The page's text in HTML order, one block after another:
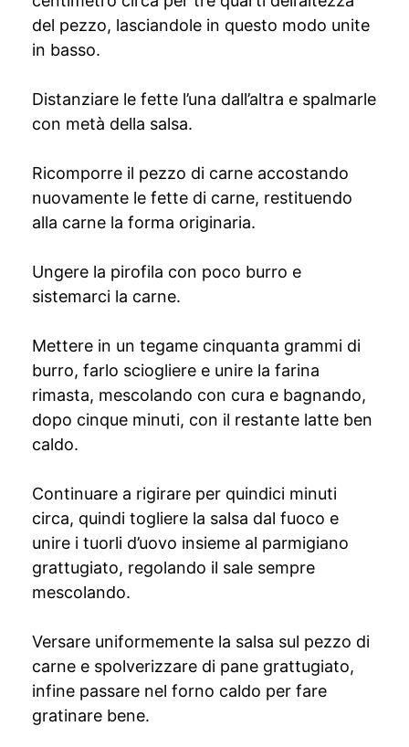
del pezzo, lasciandole in questo modo unite
in basso.
Distanziare le fette l’una dall’altra e spalmarle
con metà della salsa.
Ricomporre il pezzo di carne accostando
nuovamente le fette di carne, restituendo
alla carne la forma originaria.
Ungere la pirofila con poco burro e
sistemarci la carne.
Mettere in un tegame cinquanta grammi di
burro, farlo sciogliere e unire la farina
rimasta, mescolando con cura e bagnando,
dopo cinque minuti, con il restante latte ben
caldo.
Continuare a rigirare per quindici minuti
circa, quindi togliere la salsa dal fuoco e
unire i tuorli d’uovo insieme al parmigiano
grattugiato, regolando il sale sempre
mescolando.
Versare uniformemente la salsa sul pezzo di
carne e spolverizzare di pane grattugiato,
infine passare nel forno caldo per fare
gratinare bene.